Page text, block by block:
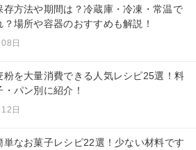
存方法や期間は？冷蔵庫・冷凍・常温で
？場所や容器のおすすめも解説！
日
粉を大量消費できる人気レシピ25選！料
パン別に紹介！
日
単なお菓子レシピ22選！少ない材料です